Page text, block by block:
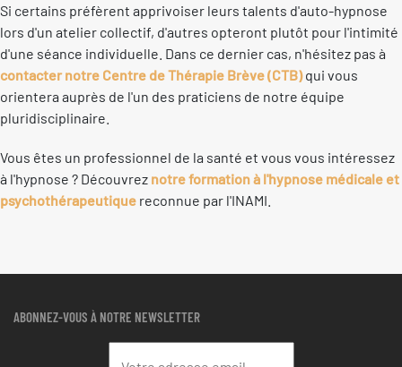
Si certains préfèrent apprivoiser leurs talents d'auto-hypnose
lors d'un atelier collectif, d'autres opteront plutôt pour l'intimité
d'une séance individuelle. Dans ce dernier cas, n'hésitez pas à
contacter notre Centre de Thérapie Brève (CTB)qui vous
orientera auprès de l'un des praticiens de notre équipe
pluridisciplinaire.
Vous êtes un professionnel de la santé et vous vous intéressez
à l'hypnose ? Découvrez notre formation à l'hypnose médicale et
psychothérapeutique reconnue par l'INAMI.
ABONNEZ-VOUS À NOTRE NEWSLETTER